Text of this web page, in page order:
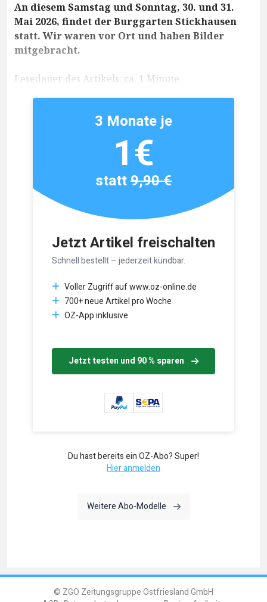
An diesem Samstag und Sonntag, 30. und 31.
Mai 2026, findet der Burggarten Stickhausen
statt. Wir waren vor Ort und haben Bilder
mitgebracht.
Lesedauer des Artikels: ca. 1 Minute
Jetzt Artikel freischalten
Schnell bestellt – jederzeit kündbar.
Voller Zugriff auf www.oz-online.de
700+ neue Artikel pro Woche
OZ-App inklusive
Jetzt testen und 90 % sparen
3 Monate je
1€
statt9,90 €
Du hast bereits ein OZ-Abo? Super!
Hier anmelden
Weitere Abo-Modelle
© ZGO Zeitungsgruppe Ostfriesland GmbH